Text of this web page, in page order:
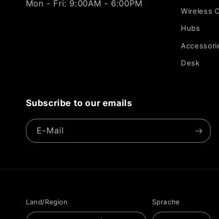
Mon - Fri: 9:00AM - 6:00PM
Wireless
Hubs
Desk
Subscribe to our emails
E-Mail
Land/Region Sprache